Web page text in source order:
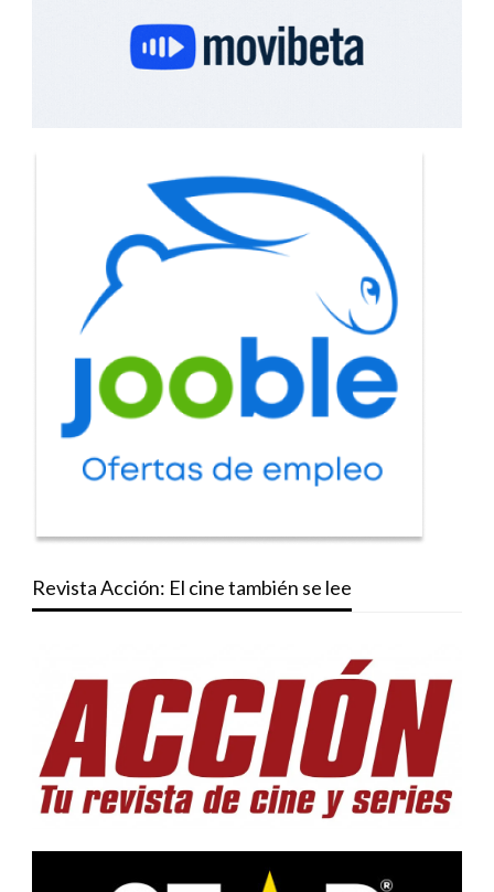
Revista Acción: El cine también se lee